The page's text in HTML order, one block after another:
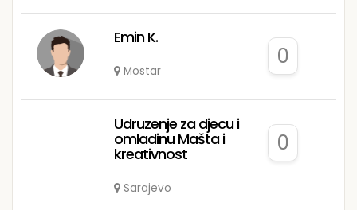
Emin K.
Mostar
0
Udruzenje za djecu i
omladinu Mašta i
kreativnost
Sarajevo
0